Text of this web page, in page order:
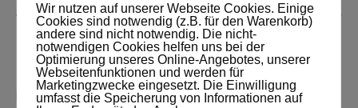
EDI- AUFGABE
1. Beobachte dich einmal selbst, wie du dich fortbildest, mach dazu
pro Tag eine Notiz, was du heute Neues gelernt hast. Das kann in
Wir nutzen auf unserer Webseite Cookies. Einige
Cookies sind notwendig (z.B. für den Warenkorb)
andere sind nicht notwendig. Die nicht-
notwendigen Cookies helfen uns bei der
Optimierung unseres Online-Angebotes, unserer
Webseitenfunktionen und werden für
Marketingzwecke eingesetzt. Die Einwilligung
umfasst die Speicherung von Informationen auf